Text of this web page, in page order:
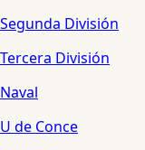
Segunda División
Tercera División
Naval
U de Conce